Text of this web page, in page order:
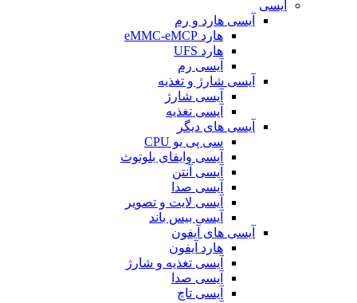
آیسی
آیسی هارد و رم
هارد eMMC-eMCP
هارد UFS
آیسی رم
آیسی شارژ و تغذیه
آیسی شارژ
آیسی تغذیه
آیسی های دیگر
سی پی یو CPU
آیسی وایفای بلوتوث
آیسی آنتن
آیسی صدا
آیسی لایت و تصویر
آیسی بیس باند
آیسی های آیفون
هارد آیفون
آیسی تغذیه و شارژ
آیسی صدا
آیسی تاچ